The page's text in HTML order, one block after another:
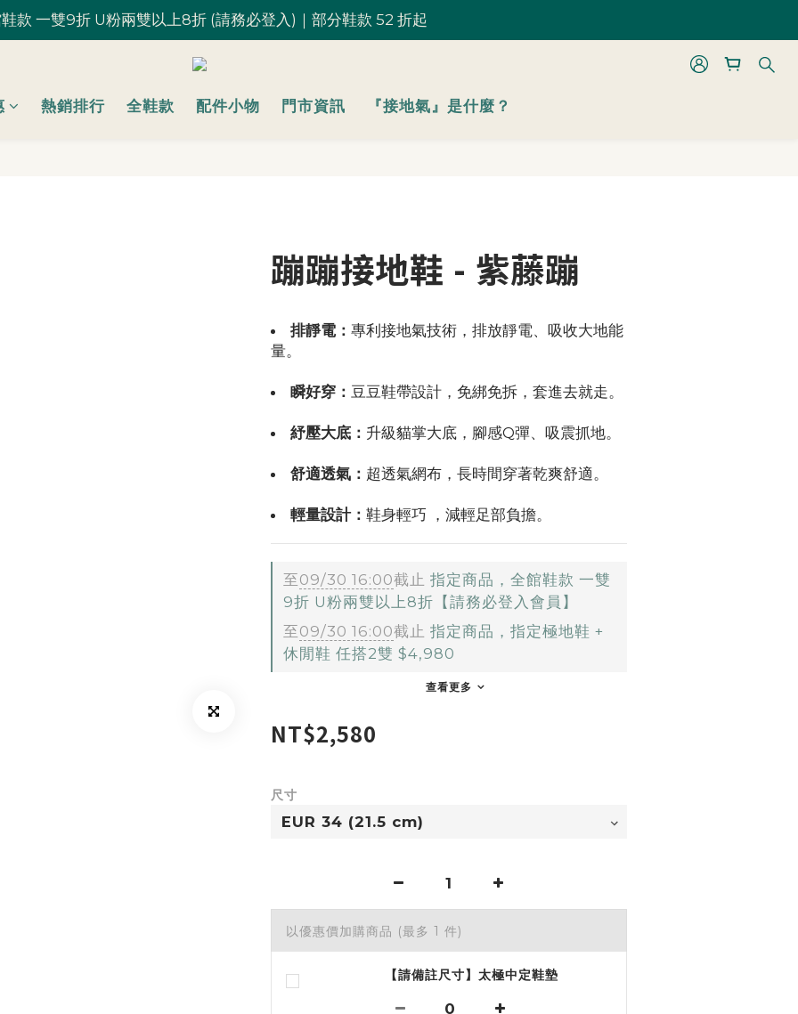
款 一雙9折 U粉兩雙以上8折 (請務必登入)｜部分鞋款 52 折起
款 一雙9折 U粉兩雙以上8折 (請務必登入)｜部分鞋款 52 折起
台灣滿 $1,700 享免運優惠
U粉就是你！加入會員 $200 購物金馬上用~
熱銷排行 全鞋款 配件小物 門市資訊 『接地氣』是什麼？
蹦蹦接地鞋 - 紫藤蹦
排靜電：專利接地氣技術，排放靜電、吸收大地能
量。
瞬好穿：豆豆鞋帶設計，免綁免拆，套進去就走。
紓壓大底： 升級貓掌大底，腳感Q彈、吸震抓地。
舒適透氣： 超透氣網布，長時間穿著乾爽舒適。
輕量設計：鞋身輕巧 ，減輕足部負擔。
至09/30 16:00截止 指定商品，全館鞋款 一雙
9折 U粉兩雙以上8折【請務必登入會員】
至09/30 16:00截止 指定商品，指定極地鞋 +
休閒鞋 任搭2雙 $4,980
查看更多
NT$2,580
尺寸
以優惠價加購商品 (最多 1 件)
【請備註尺寸】太極中定鞋墊